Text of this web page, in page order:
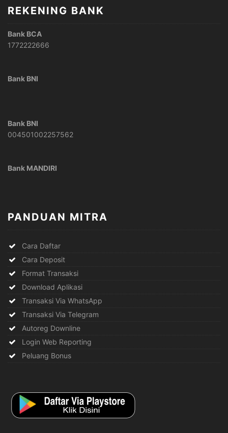
REKENING BANK
Bank BCA
1772222666
Bank BNI
Bank BNI
004501002257562
Bank MANDIRI
PANDUAN MITRA
Cara Daftar
Cara Deposit
Format Transaksi
Download Aplikasi
Transaksi Via WhatsApp
Transaksi Via Telegram
Autoreg Downline
Login Web Reporting
Peluang Bonus